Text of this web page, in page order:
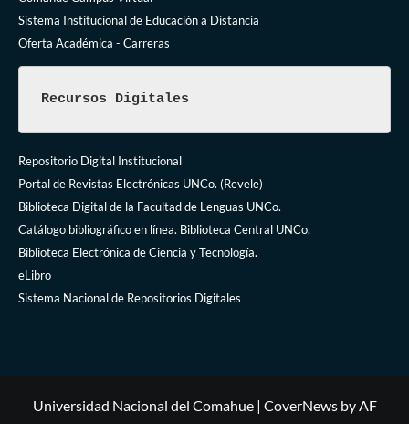
Sistema Institucional de Educación a Distancia
Oferta Académica - Carreras
Recursos Digitales
Repositorio Digital Institucional
Portal de Revistas Electrónicas UNCo. (Revele)
Biblioteca Digital de la Facultad de Lenguas UNCo.
Catálogo bibliográfico en línea. Biblioteca Central UNCo.
Biblioteca Electrónica de Ciencia y Tecnología.
eLibro
Sistema Nacional de Repositorios Digitales
Universidad Nacional del Comahue | CoverNewsby AF